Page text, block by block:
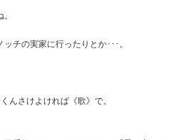
チの実家に行ったりとか･･･。
んさけよければ《歌》で。